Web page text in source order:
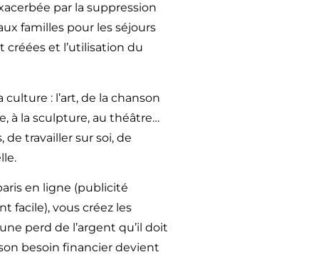
par la suppression
familles pour les séjours
créées et l’utilisation du
: l’art, de la chanson
à la sculpture, au théâtre…
travailler sur soi, de
en ligne (publicité
facile), vous créez les
perd de l’argent qu’il doit
besoin financier devient